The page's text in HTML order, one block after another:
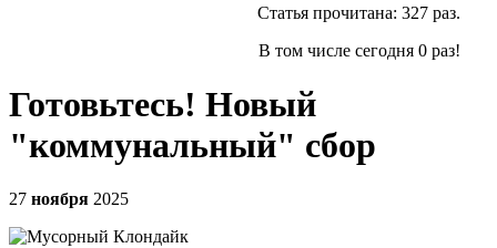
Статья прочитана: 327 раз.
В том числе сегодня 0 раз!
Готовьтесь! Новый
"коммунальный" сбор
27 ноября 2025